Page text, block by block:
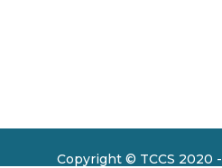
Copyright © TCCS 2020 -